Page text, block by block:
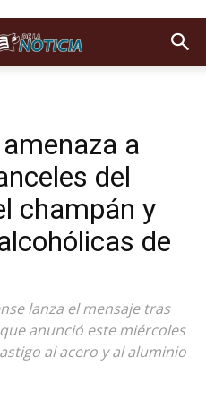
a
del
champán y
de
lanza el mensaje tras
anunció este miércoles
al acero y al aluminio